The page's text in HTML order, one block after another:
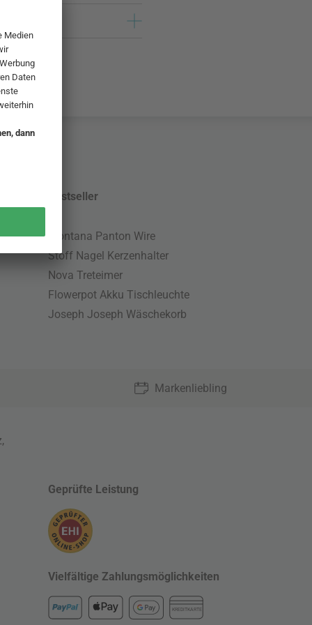
Bestseller
Montana Panton Wire
Stoff Nagel Kerzenhalter
Nova Treteimer
Flowerpot Akku Tischleuchte
Joseph Joseph Wäschekorb
Markenliebling
,
Geprüfte Leistung
Vielfältige Zahlungsmöglichkeiten
KREDITKARTE